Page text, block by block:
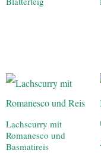
Lachscurry mit
Romanesco und
Basmatireis